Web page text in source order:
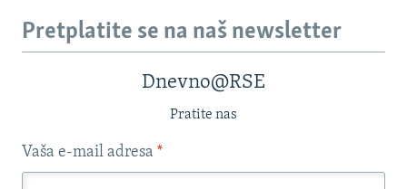
Pretplatite se na naš newsletter
Dnevno@RSE
Pratite nas
Vaša e-mail adresa *